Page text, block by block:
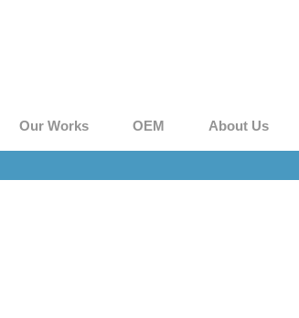
Our Works OEM About Us